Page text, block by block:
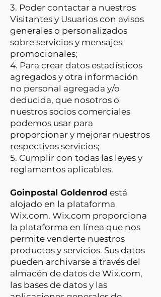
3. Poder contactar a nuestros
Visitantes y Usuarios con avisos
generales o personalizados
sobre servicios y mensajes
promocionales;
4. Para crear datos estadísticos
agregados y otra información
no personal agregada y/o
deducida, que nosotros o
nuestros socios comerciales
podemos usar para
proporcionar y mejorar nuestros
respectivos servicios;
5. Cumplir con todas las leyes y
reglamentos aplicables.
Goinpostal Goldenrod está
alojado en la plataforma
Wix.com. Wix.com proporciona
la plataforma en línea que nos
permite venderte nuestros
productos y servicios. Sus datos
pueden archivarse a través del
almacén de datos de Wix.com,
las bases de datos y las